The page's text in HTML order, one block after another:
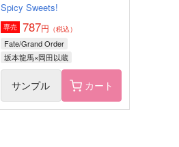
Spicy Sweets!
専売 787円 （税込）
Fate/Grand Order
坂本龍馬×岡田以蔵
サンプル カート